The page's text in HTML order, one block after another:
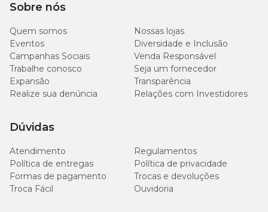
Sobre nós
Quem somos
Nossas lojas
Eventos
Diversidade e Inclusão
Campanhas Sociais
Venda Responsável
Trabalhe conosco
Seja um fornecedor
Expansão
Transparência
Realize sua denúncia
Relações com Investidores
Dúvidas
Atendimento
Regulamentos
Política de entregas
Política de privacidade
Formas de pagamento
Trocas e devoluções
Troca Fácil
Ouvidoria